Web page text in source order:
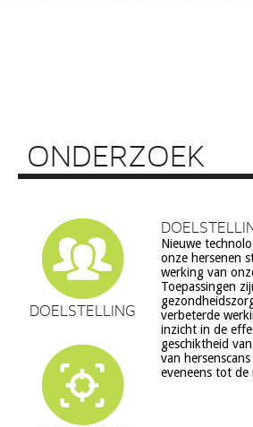
ONDERZOEK
DOELSTELLING
Nieuwe
onze hersenen
werking van
Toepassingen
verbeterde
inzicht in de
geschiktheid
van
eveneens tot de
echter ook veel
ethiek (recht
volksgezondheid
en waarden stelsel.
een aantal van
zorg. Het doel